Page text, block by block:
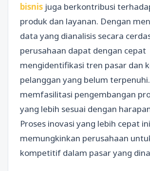
bisnis juga berkontribusi
produk dan layanan. Dengan
data yang dianalisis secara
perusahaan dapat dengan cepat
mengidentifikasi tren pasar dan
pelanggan yang belum
memfasilitasi pengembangan
yang lebih sesuai dengan
Proses inovasi yang lebih cepat ini
memungkinkan perusahaan
kompetitif dalam pasar yang